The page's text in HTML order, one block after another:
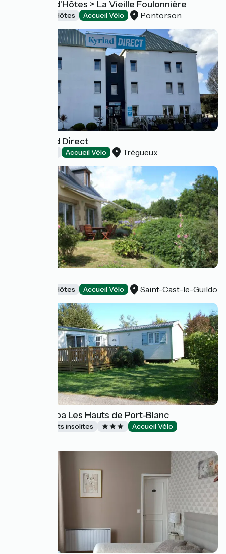
Chambres d'Hôtes > La Vieille Foulonnière
Chambres d'Hôtes Accueil Vélo Pontorson
Hôtel Kyriad Direct
Accueil Vélo Trégueux
Chambres d'Hôtes Accueil Vélo Saint-Cast-le-Guildo
Camping-Spa Les Hauts de Port-Blanc
Hébergements insolites Accueil Vélo